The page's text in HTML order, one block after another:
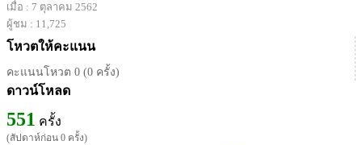
เมื่อ : 7 ตุลาคม 2562
ผู้ชม : 11,725
โหวตให้คะแนน
คะแนนโหวต 0 (0 ครั้ง)
ดาวน์โหลด
551 ครั้ง
(สัปดาห์ก่อน 0 ครั้ง)